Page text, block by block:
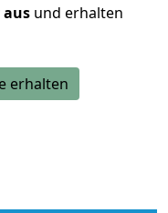
aus und erhalten
erhalten